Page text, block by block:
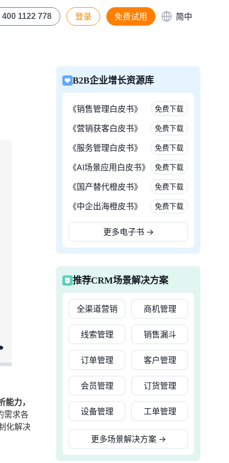
400 1122 778 登录 免费试用 简中
力，
需求各
化解决
B2B企业增长资源库
《销售管理白皮书》 免费下载
《营销获客白皮书》 免费下载
《服务管理白皮书》 免费下载
《AI场景应用白皮书》 免费下载
《国产替代橙皮书》 免费下载
《中企出海橙皮书》 免费下载
更多电子书 →
推荐CRM场景解决方案
全渠道营销 商机管理
线索管理 销售漏斗
订单管理 客户管理
会员管理 订货管理
设备管理 工单管理
更多场景解决方案 →